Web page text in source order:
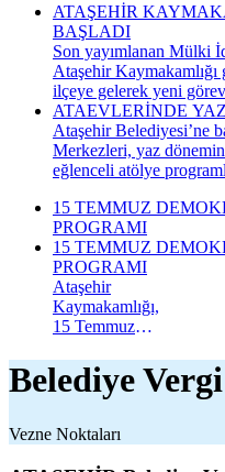
ATAŞEHİR
BAŞLADI
Son yayımlanan Mülki
Ataşehir
ilçeye gelerek yeni
ATAEVLERİNDE
Ataşehir Belediyesi’ne
Merkezleri, yaz
eğlenceli atölye
kapsamında çocuklar
keyifli bir yaz dönemi
15 TEMMUZ
PROGRAMI
15 TEMMUZ
PROGRAMI
Ataşehir
Kaymakamlığı,
15 Temmuz
Millî Birlik
Günü
kapsamında
düzenlenecek
anma
programının
Belediye Vergi
Vezne Noktaları